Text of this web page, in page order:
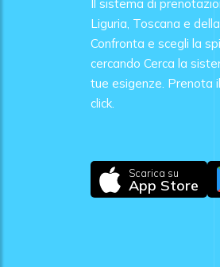
Il sistema di
Liguria, Toscana e
Confronta e scegli la
cercando Cerca la
tue esigenze. Prenota
click.
Scarica su
App Store